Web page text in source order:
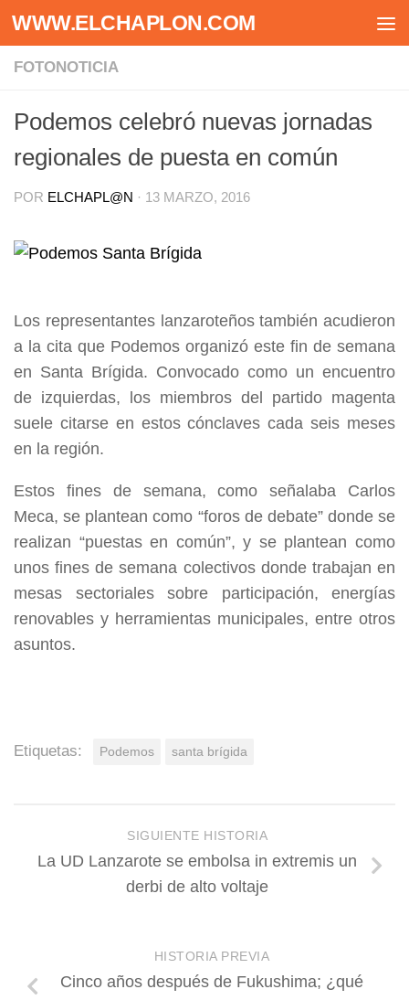
Saltar al contenido
WWW.ELCHAPLON.COM
FOTONOTICIA
Podemos celebró nuevas jornadas
regionales de puesta en común
POR ELCHAPL@N · 13 MARZO, 2016
Los representantes lanzaroteños también acudieron
a la cita que Podemos organizó este fin de semana
en Santa Brígida. Convocado como un encuentro
de izquierdas, los miembros del partido magenta
suele citarse en estos cónclaves cada seis meses
en la región.
Estos fines de semana, como señalaba Carlos
Meca, se plantean como “foros de debate” donde se
realizan “puestas en común”, y se plantean como
unos fines de semana colectivos donde trabajan en
mesas sectoriales sobre participación, energías
renovables y herramientas municipales, entre otros
asuntos.
Etiquetas: Podemos santa brígida
SIGUIENTE HISTORIA
La UD Lanzarote se embolsa in extremis un
derbi de alto voltaje
HISTORIA PREVIA
Cinco años después de Fukushima; ¿qué